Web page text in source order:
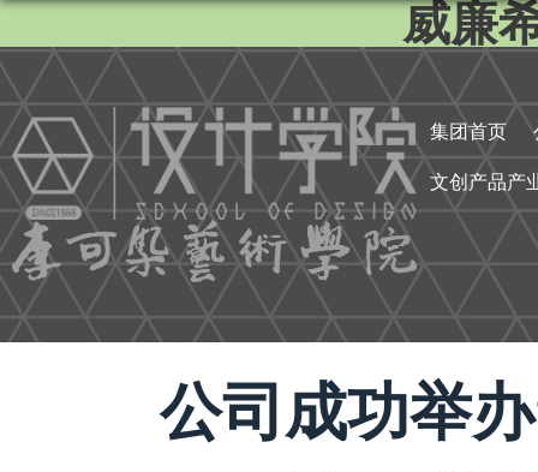
威廉
集团首页
文创产品产
公司成功举